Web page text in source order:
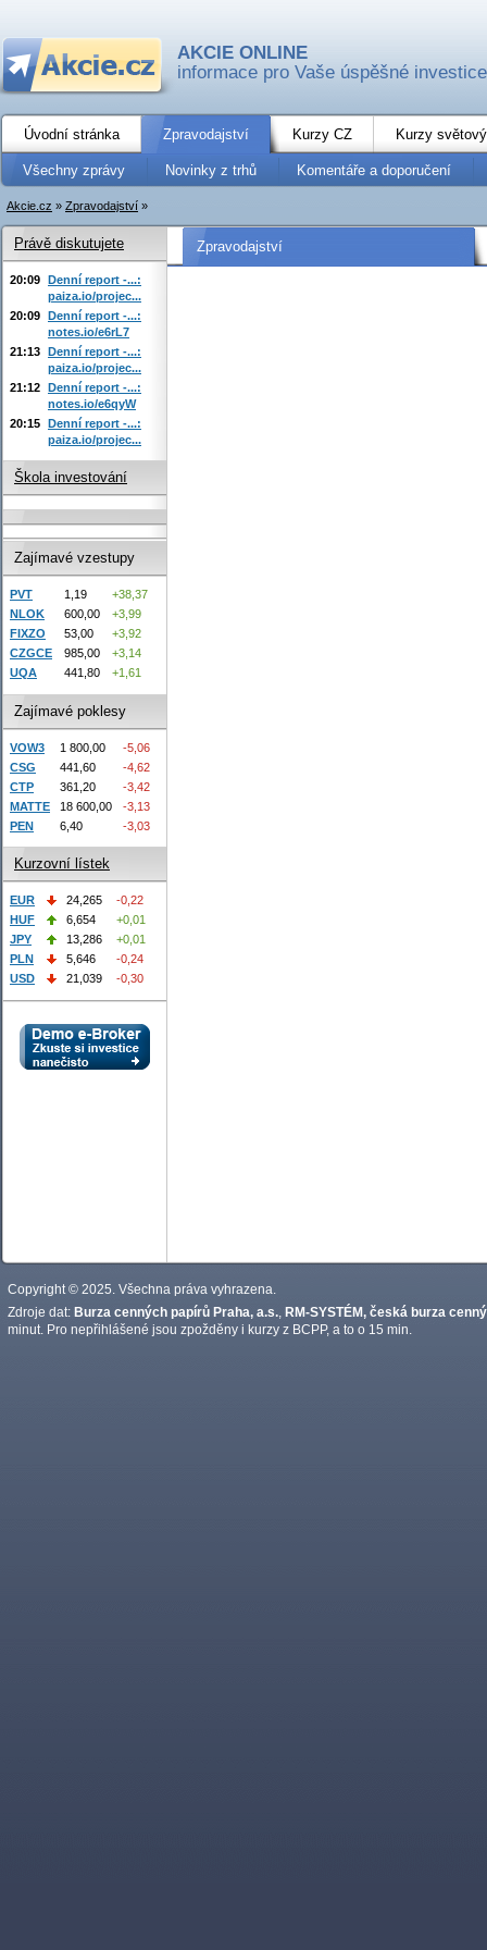
AKCIE ONLINE
informace pro Vaše úspěšné investice
Úvodní stránka Zpravodajství Kurzy CZ Kurzy
Všechny zprávy Novinky z trhů Komentáře a doporučení
Akcie.cz » Zpravodajství »
Zpravodajství
Právě diskutujete
20:09 Denní report -...:
paiza.io/projec...
20:09 Denní report -...:
notes.io/e6rL7
21:13 Denní report -...:
paiza.io/projec...
21:12 Denní report -...:
notes.io/e6qyW
20:15 Denní report -...:
paiza.io/projec...
Škola investování
Zajímavé vzestupy
PVT 1,19
+38,37
NLOK
600,00
+3,99
FIXZO
53,00
+3,92
CZGCE
985,00
+3,14
UQA
441,80 +1,61
Zajímavé poklesy
VOW3 1 800,00
-5,06
CSG
441,60
-4,62
CTP
361,20
-3,42
MATTE
18 600,00
-3,13
PEN
6,40 -3,03
Kurzovní lístek
EUR 24,265
-0,22
HUF
6,654
+0,01
JPY
13,286
+0,01
PLN
5,646
-0,24
USD
21,039 -0,30
Copyright © 2025. Všechna práva vyhrazena.
Zdroje dat: Burza cenných papírů Praha, a.s. RM-SYSTÉM, česká burza
minut. Pro nepřihlášené jsou zpožděny i kurzy z BCPP, a to o 15 min.